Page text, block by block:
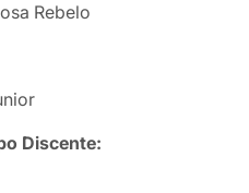
Rebelo
Discente: